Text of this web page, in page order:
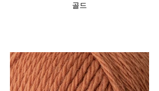
골드